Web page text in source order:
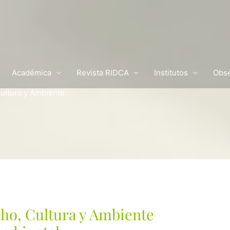
Académica Revista RIDCA Institutos
y Ambiente
Cultura y Ambiente